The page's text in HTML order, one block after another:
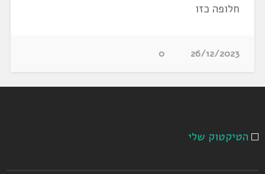
חלופה כזו
26/12/2023
0
הטיקטוק שלי